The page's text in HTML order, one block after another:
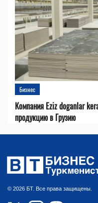
Бизнес
Компания Eziz doganlar
продукцию в Грузию
© 2026 БТ. Все права защищены.